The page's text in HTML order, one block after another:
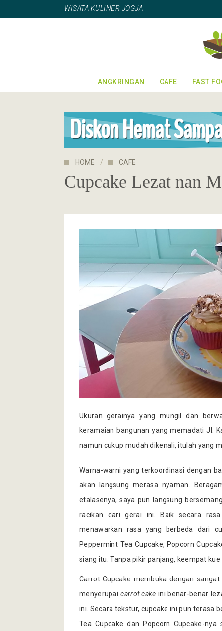
WISATA KULINER JOGJA
ANGKRINGAN CAFE FAST
HOME CAFE
Cupcake Lezat nan
Ukuran gerainya yang mungil dan
keramaian bangunan yang memadati Jl.
namun cukup mudah dikenali, itulah yang
Warna-warni yang terkoordinasi dengan
akan langsung merasa nyaman.
etalasenya, saya pun langsung
racikan dari gerai ini. Baik secara
menawarkan rasa yang berbeda dari
Peppermint Tea Cupcake, Popcorn
siang itu. Tanpa pikir panjang, keempat
Carrot Cupcake membuka dengan
menyerupaicarrot cake ini benar-benar
ini. Secara tekstur, cupcake ini pun terasa
Tea Cupcake dan Popcorn Cupcake-